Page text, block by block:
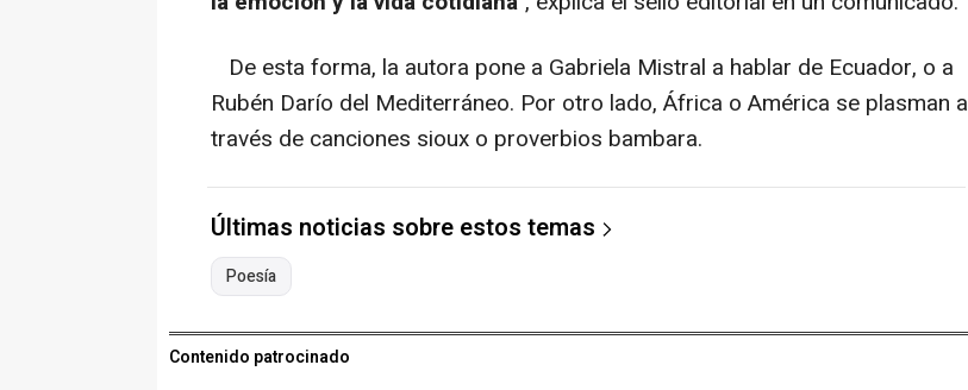
De esta forma, la autora pone a Gabriela Mistral a hablar de Ecuador, o a
Rubén Darío del Mediterráneo. Por otro lado, África o América se plasman a
través de canciones sioux o proverbios bambara.
Últimas noticias sobre estos temas
Poesía
Contenido patrocinado